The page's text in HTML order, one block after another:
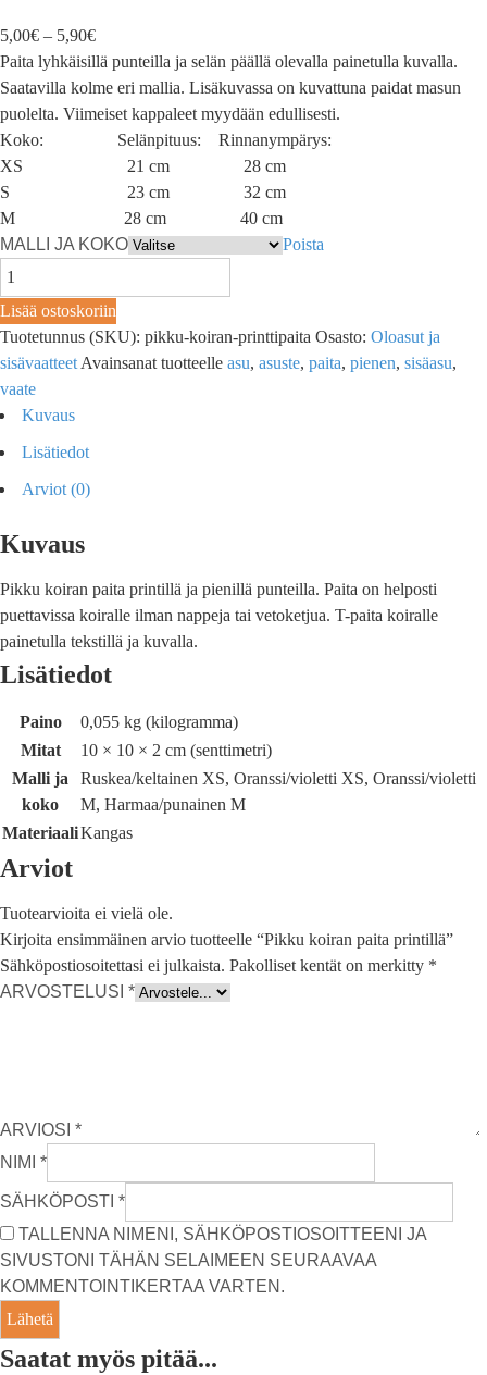
5,00€ – 5,90€
Paita lyhkäisillä punteilla ja selän päällä olevalla painetulla kuvalla.
Saatavilla kolme eri mallia. Lisäkuvassa on kuvattuna paidat masun
puolelta. Viimeiset kappaleet myydään edullisesti.
Koko: Selänpituus: Rinnanympärys:
XS 21 cm 28 cm
S 23 cm 32 cm
M 28 cm 40 cm
MALLI JA KOKO
Poista
Lisää ostoskoriin
Tuotetunnus (SKU): pikku-koiran-printtipaita Osasto: Oloasut ja
sisävaatteet Avainsanat tuotteelle asu, asuste, paita, pienen, sisäasu,
vaate
Kuvaus
Lisätiedot
Arviot (0)
Kuvaus
Pikku koiran paita printillä ja pienillä punteilla. Paita on helposti
puettavissa koiralle ilman nappeja tai vetoketjua. T-paita koiralle
painetulla tekstillä ja kuvalla.
Lisätiedot
Paino
0,055 kg (kilogramma)
Mitat
10 × 10 × 2 cm (senttimetri)
Malli ja
koko
Ruskea/keltainen XS, Oranssi/violetti XS, Oranssi/violetti
M, Harmaa/punainen M
MateriaaliKangas
Arviot
Tuotearvioita ei vielä ole.
Kirjoita ensimmäinen arvio tuotteelle “Pikku koiran paita printillä”
Sähköpostiosoitettasi ei julkaista. Pakolliset kentät on merkitty *
ARVOSTELUSI *
ARVIOSI *
NIMI *
SÄHKÖPOSTI *
TALLENNA NIMENI, SÄHKÖPOSTIOSOITTEENI JA
SIVUSTONI TÄHÄN SELAIMEEN SEURAAVAA
KOMMENTOINTIKERTAA VARTEN.
Saatat myös pitää...